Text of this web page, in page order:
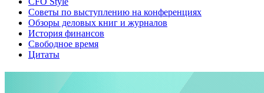
Советы по выступлению на конференциях
Обзоры деловых книг и журналов
История финансов
Свободное время
Цитаты